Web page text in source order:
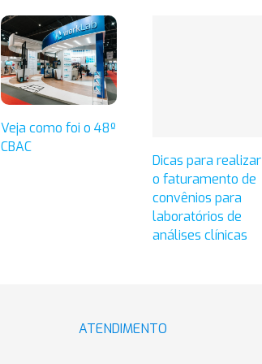
Veja como foi o 48º
CBAC
Dicas para realizar
o faturamento de
convênios para
laboratórios de
análises clínicas
ATENDIMENTO